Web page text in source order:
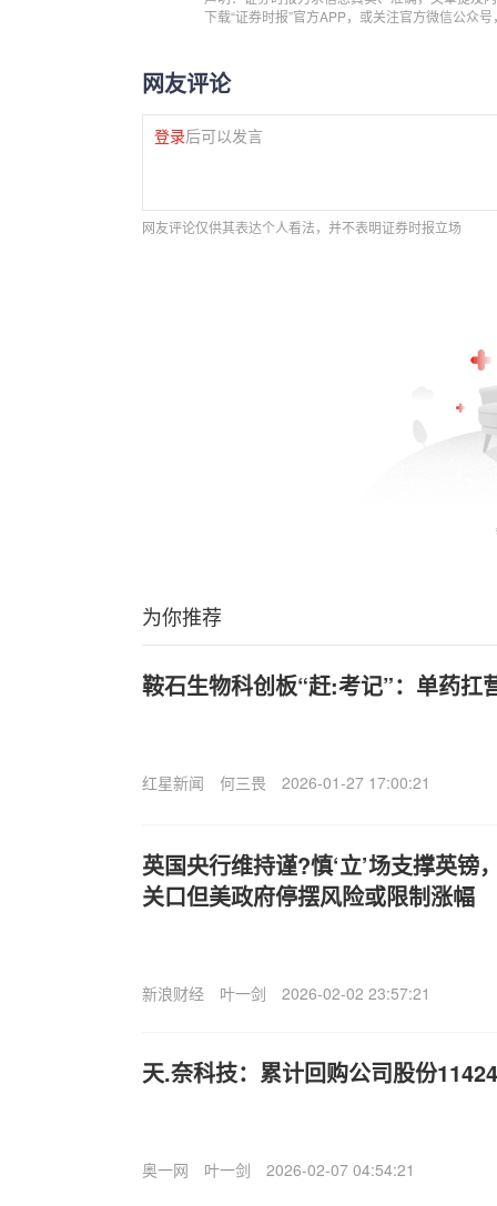
下载“证券时报”官方APP，或关注官方微信公众
网友评论
登录后可以发言
网友评论仅供其表达个人看法，并不表明证券时报立场
为你推荐
鞍石生物科创板“赶:考记”：单药扛
红星新闻 何三畏 2026-01-27 17:00:21
英国央行维持谨?慎‘立’场支撑英镑
关口但美政府停摆风险或限制涨幅
新浪财经 叶一剑 2026-02-02 23:57:21
天.奈科技：累计回购公司股份
奥一网 叶一剑 2026-02-07 04:54:21